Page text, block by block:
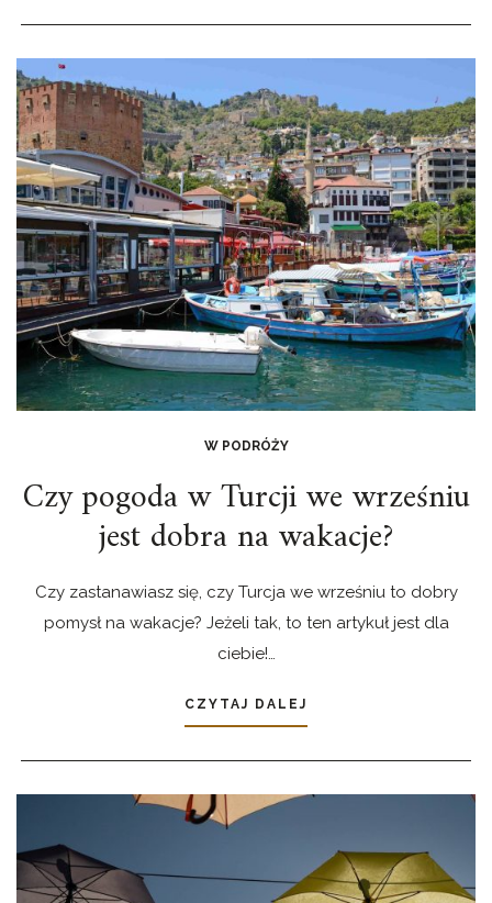
W PODRÓŻY
Czy pogoda w Turcji we wrześniu
jest dobra na wakacje?
Czy zastanawiasz się, czy Turcja we wrześniu to dobry
pomysł na wakacje? Jeżeli tak, to ten artykuł jest dla
ciebie!…
CZYTAJ DALEJ